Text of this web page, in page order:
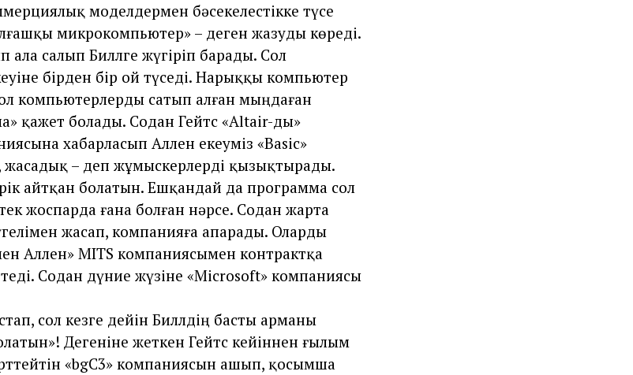
моделдермен бәсекелестікке түсе
микрокомпьютер» – деген жазуды көреді.
салып Биллге жүгіріп барады. Сол
бірден бір ой түседі. Нарыққы компьютер
компьютерлерды сатып алған мыңдаған
қажет болады. Содан Гейтс «Altair-ды»
хабарласып Аллен екеуміз «Basic»
– деп жұмыскерлерді қызықтырады.
айтқан болатын. Ешқандай да программа сол
жоспарда ғана болған нәрсе. Содан жарта
жасап, компанияға апарады. Оларды
Аллен» MITS компаниясымен контрактқа
Содан дүние жүзіне «Microsoft» компаниясы
сол кезге дейін Биллдің басты арманы
Дегеніне жеткен Гейтс кейіннен ғылым
«bgC3» компаниясын ашып, қосымша